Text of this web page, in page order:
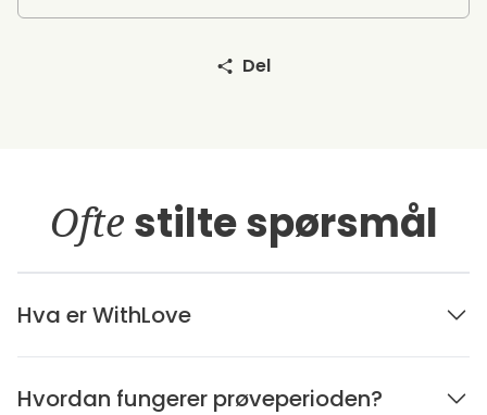
Del
Ofte stilte spørsmål
Hva er WithLove
Hvordan fungerer prøveperioden?